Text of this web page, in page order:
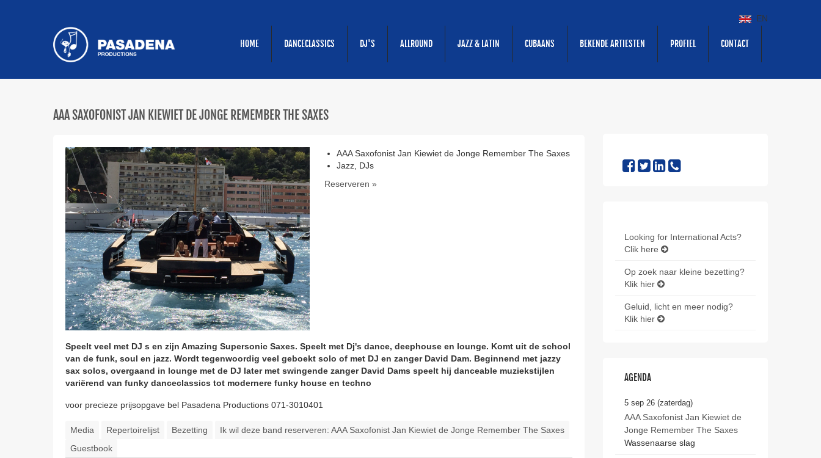
EN
HOME DANCECLASSICS DJ'S ALLROUND JAZZ & LATIN CUBAANS BEKENDE ARTIESTEN PROFIEL CONTACT
AAA SAXOFONIST JAN KIEWIET DE JONGE REMEMBER THE SAXES
AAA Saxofonist Jan Kiewiet de Jonge Remember The Saxes
Jazz, DJs
Reserveren »
Speelt veel met DJ s en zijn Amazing Supersonic Saxes. Speelt met Dj's dance, deephouse en lounge. Komt uit de school
van de funk, soul en jazz. Wordt tegenwoordig veel geboekt solo of met DJ en zanger David Dam. Beginnend met jazzy
sax solos, overgaand in lounge met de DJ later met swingende zanger David Dams speelt hij danceable muziekstijlen
variërend van funky danceclassics tot modernere funky house en techno
voor precieze prijsopgave bel Pasadena Productions 071-3010401
Media Repertoirelijst Bezetting
Ik wil deze band reserveren: AAA Saxofonist Jan Kiewiet de Jonge Remember The Saxes
Guestbook
Looking for International Acts?
Clik here
Op zoek naar kleine bezetting?
Klik hier
Geluid, licht en meer nodig?
Klik hier
AGENDA
5 sep 26 (zaterdag)
AAA Saxofonist Jan Kiewiet de
Jonge Remember The Saxes
Wassenaarse slag